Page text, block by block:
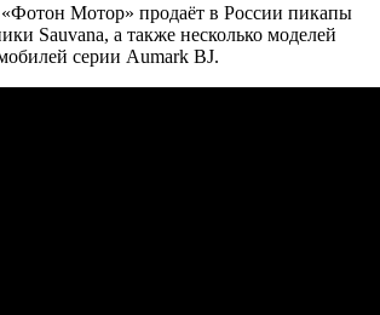
Мотор» продаёт в России пикапы
Sauvana, а также несколько моделей
серии Aumark BJ.